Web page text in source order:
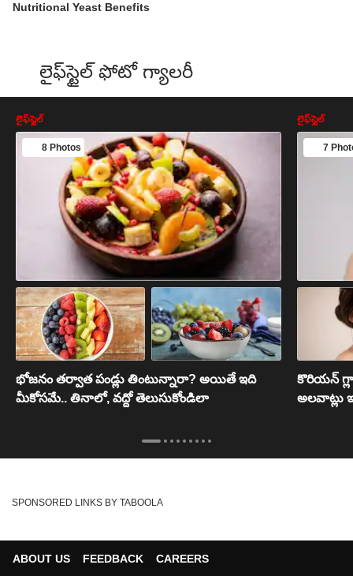
Nutritional Yeast Benefits
లైఫ్‌స్టైల్‌ ఫోటో గ్యాలరీ
లైఫ్‌స్టైల్‌
8 Photos
భోజనం తర్వాత పండ్లు తింటున్నారా? అయితే ఇది
మీకోసమే.. తినాలో, వద్దో తెలుసుకోండిలా
లైఫ్‌స్టైల్‌
7
కొరియన్
అలవాట్లు
SPONSORED LINKS BY TABOOLA
ABOUT US FEEDBACK
CAREERS